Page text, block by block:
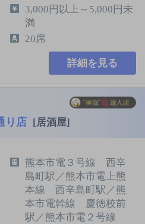
3,000円以上～5,000円未
満
20席
詳細を見る
り店 [居酒屋]
熊本市電３号線 西辛
島町駅／熊本市電上熊
本線 西辛島町駅／熊
本市電幹線 慶徳校前
駅／熊本市電２号線